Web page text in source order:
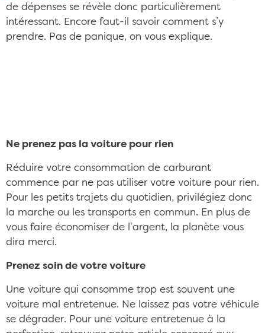
de dépenses se révèle donc particulièrement
intéressant. Encore faut-il savoir comment s’y
prendre. Pas de panique, on vous explique.
Ne prenez pas la voiture pour rien
Réduire votre consommation de carburant
commence par ne pas utiliser votre voiture pour rien.
Pour les petits trajets du quotidien, privilégiez donc
la marche ou les transports en commun. En plus de
vous faire économiser de l’argent, la planète vous
dira merci.
Prenez soin de votre voiture
Une voiture qui consomme trop est souvent une
voiture mal entretenue. Ne laissez pas votre véhicule
se dégrader. Pour une voiture entretenue à la